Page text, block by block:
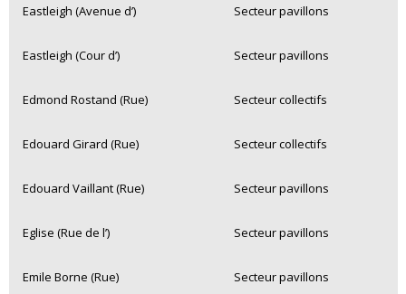
Eastleigh (Avenue d’) Secteur pavillons
Eastleigh (Cour d’) Secteur pavillons
Edmond Rostand (Rue) Secteur collectifs
Edouard Girard (Rue) Secteur collectifs
Edouard Vaillant (Rue) Secteur pavillons
Eglise (Rue de l’) Secteur pavillons
Emile Borne (Rue) Secteur pavillons